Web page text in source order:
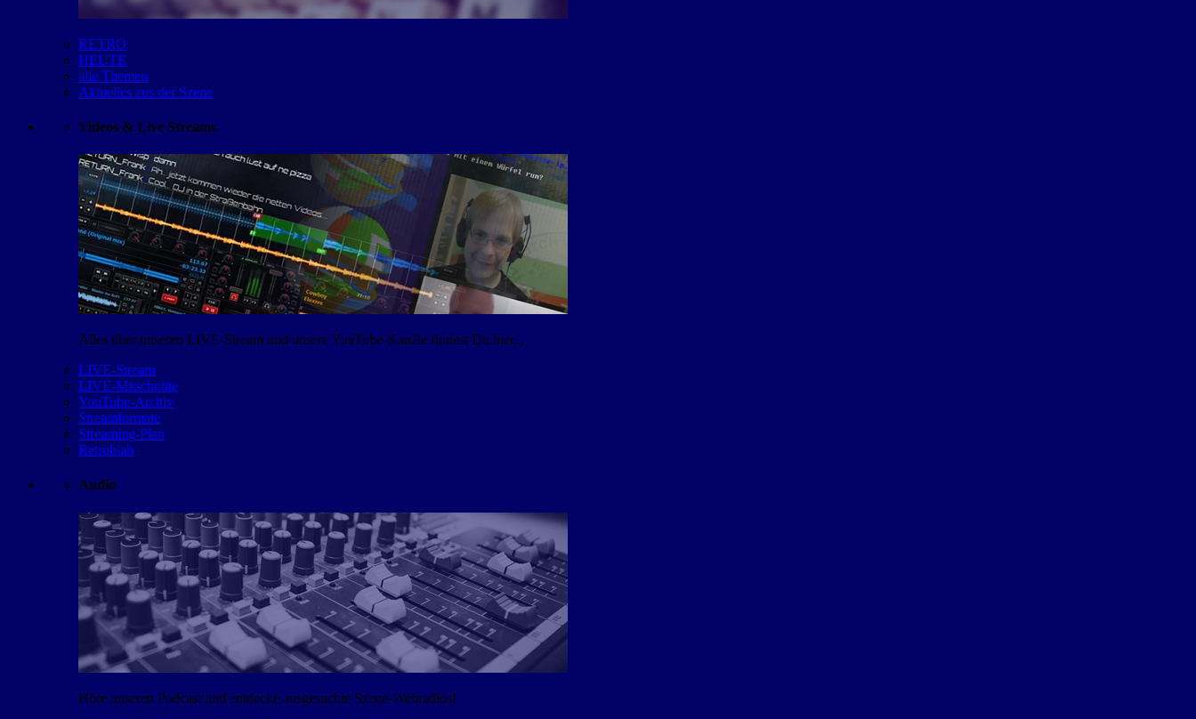
RETRO
HEUTE
alle Themen
Aktuelles aus der Szene
Videos & Live Streams
Alles über unseren LIVE-Stream und unsere YouTube-Kanäle findest Du hier...
LIVE-Stream
LIVE-Mitschnitte
YouTube-Archiv
Streamformate
Streaming-Plan
Retroblah
Audio
Höre unseren Podcast und entdecke ausgesuchte Szene-Webradios!